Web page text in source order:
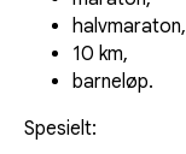
halvmaraton,
10 km,
barneløp.
Spesielt: